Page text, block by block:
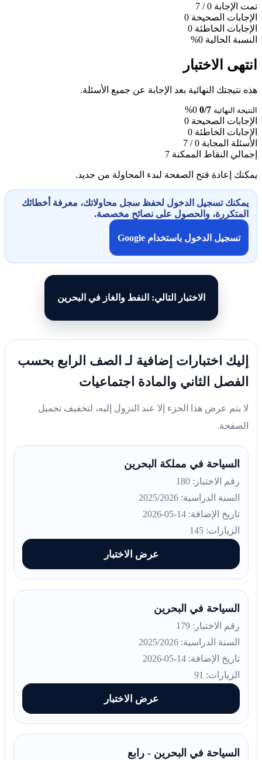
تمت الإجابة 0
/ 7
الإجابات الصحيحة 0
الإجابات الخاطئة 0
النسبة الحالية 0%
انتهى الاختبار
هذه نتيجتك النهائية بعد الإجابة عن جميع الأسئلة.
النتيجة النهائية 0/7
0%
الإجابات الصحيحة 0
الإجابات الخاطئة 0
الأسئلة المجابة 0 / 7
إجمالي النقاط الممكنة 7
يمكنك إعادة فتح الصفحة لبدء المحاولة من جديد.
يمكنك تسجيل الدخول لحفظ سجل محاولاتك، معرفة أخطائك
المتكررة، والحصول على نصائح مخصصة.
تسجيل الدخول باستخدام Google
الاختبار التالي: النفط والغاز في البحرين
إليك اختبارات إضافية لـ الصف الرابع بحسب
الفصل الثاني والمادة اجتماعيات
لا يتم عرض هذا الجزء إلا عند النزول إليه، لتخفيف تحميل
الصفحة.
السياحة في مملكة البحرين
رقم الاختبار: 180
السنة الدراسية: 2025/2026
تاريخ الإضافة: 14-05-2026
الزيارات: 145
عرض الاختبار
السياحة في البحرين
رقم الاختبار: 179
السنة الدراسية: 2025/2026
تاريخ الإضافة: 14-05-2026
الزيارات: 91
عرض الاختبار
السياحة في البحرين - رابع